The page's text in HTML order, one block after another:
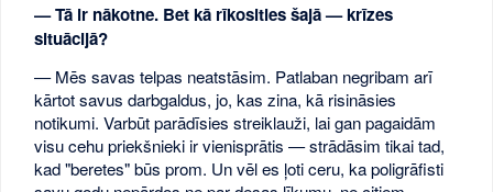
— Tā ir nākotne. Bet kā rīkosities šajā — krīzes
situācijā?
— Mēs savas telpas neatstāsim. Patlaban negribam arī
kārtot savus darbgaldus, jo, kas zina, kā risināsies
notikumi. Varbūt parādīsies streiklauži, lai gan pagaidām
visu cehu priekšnieki ir vienisprātis — strādāsim tikai tad,
kad "beretes" būs prom. Un vēl es ļoti ceru, ka poligrāfisti